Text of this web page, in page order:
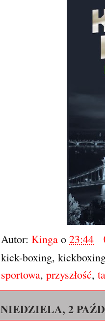
Autor: Kinga o 23:44
kick-boxing,
sportowa, przyszłość,
NIEDZIELA, 2